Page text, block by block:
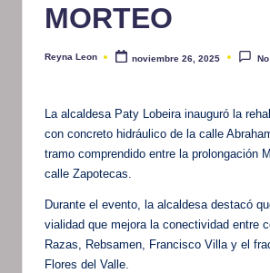
MORTEO
Publicado
Reyna Leon noviembre 26, 2025
La alcaldesa Paty Lobeira inauguró la
con concreto hidráulico de la calle
tramo comprendido entre la prolongación
calle Zapotecas.
Durante el evento, la alcaldesa destacó
vialidad que mejora la conectividad entre
Razas, Rebsamen, Francisco Villa y el
Flores del Valle.